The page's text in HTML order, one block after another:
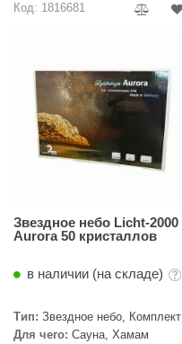
icon
Код: 1816681
Звездное небо Licht-2000
Aurora 50 кристаллов
в наличии (на складе)
Тип: Звездное небо, Комплект
Для чего: Сауна, Хамам